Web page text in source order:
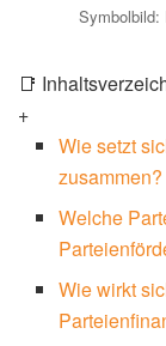
Symbolbild:
📑
+
Wie setzt
zusammen?
Welche
Wie wirkt